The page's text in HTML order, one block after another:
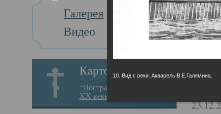
Галерея
Видео
Картотека
“Пострадавшие за веру в
XX веке на Севере”
Главная
10. Вид с реки. Акварель В.Е.Галямина.